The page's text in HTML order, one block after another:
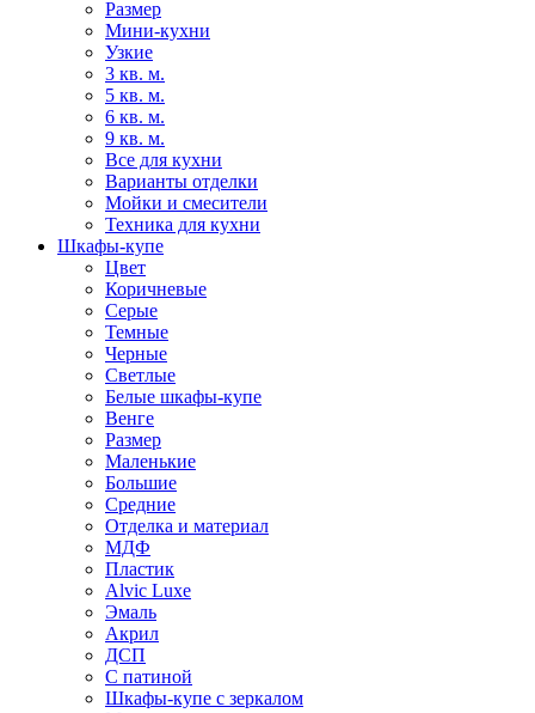
Размер
Мини-кухни
Узкие
3 кв. м.
5 кв. м.
6 кв. м.
9 кв. м.
Все для кухни
Варианты отделки
Мойки и смесители
Техника для кухни
Шкафы-купе
Цвет
Коричневые
Серые
Темные
Черные
Светлые
Белые шкафы-купе
Венге
Размер
Маленькие
Большие
Средние
Отделка и материал
МДФ
Пластик
Alvic Luxe
Эмаль
Акрил
ДСП
С патиной
Шкафы-купе с зеркалом